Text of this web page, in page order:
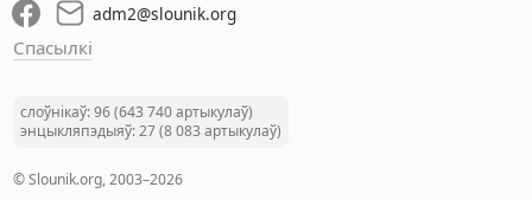
adm2@slounik.org
Спасылкі
слоўнікаў: 96 (643 740 артыкулаў)
энцыкляпэдыяў: 27 (8 083 артыкулаў)
© Slounik.org, 2003–2026